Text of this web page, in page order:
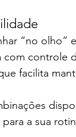
“no olho”
com
facilita
a sua